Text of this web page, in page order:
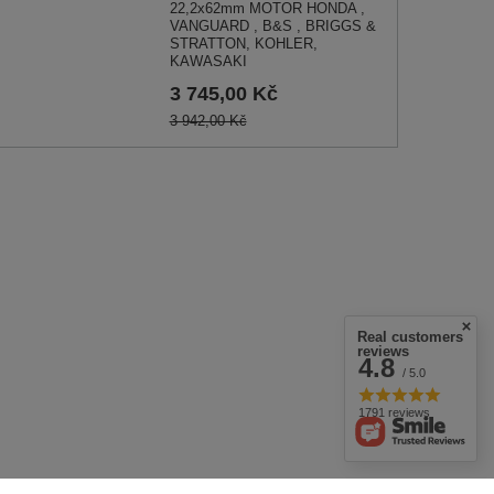
22,2x62mm MOTOR HONDA ,
VANGUARD , B&S , BRIGGS &
STRATTON, KOHLER,
KAWASAKI
3 745,00 Kč
3 942,00 Kč
Real customers
reviews
4.8 / 5.0
1791 reviews